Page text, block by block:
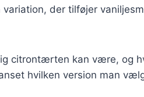
variation, der tilføjer
citrontærten kan være, og
hvilken version man